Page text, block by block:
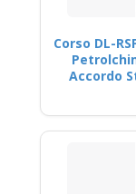
Corso DL-
Accordo